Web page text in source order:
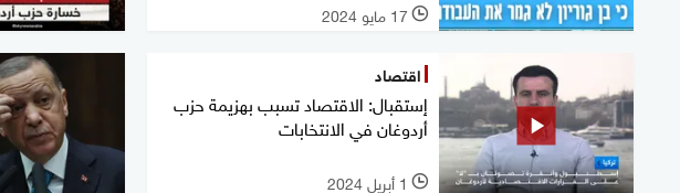
l 17 مايو 2024
اقتصاد
إستقبال: الاقتصاد تسبب بهزيمة حزب
أردوغان في الانتخابات
l 1 أبريل 2024